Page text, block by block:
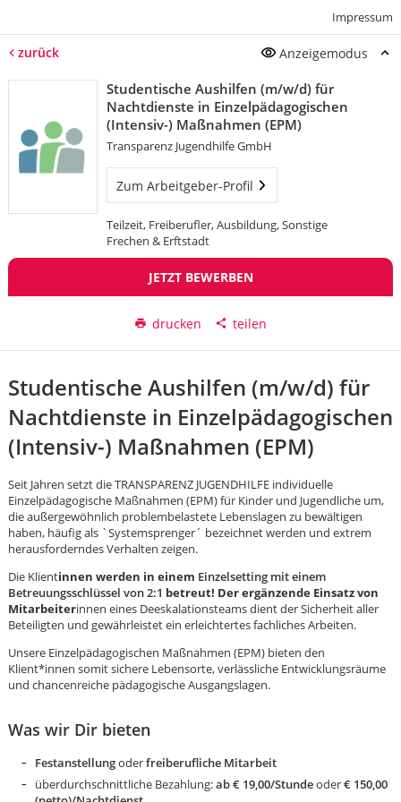
Impressum
zurück Anzeigemodus
Studentische Aushilfen (m/w/d) für
Nachtdienste in Einzelpädagogischen
(Intensiv-) Maßnahmen (EPM)
Transparenz Jugendhilfe GmbH
Zum Arbeitgeber-Profil
Teilzeit, Freiberufler, Ausbildung, Sonstige
Frechen & Erftstadt
JETZT BEWERBEN
drucken teilen
Studentische Aushilfen (m/w/d) für
Nachtdienste in Einzelpädagogischen
(Intensiv-) Maßnahmen (EPM)
Seit Jahren setzt die TRANSPARENZ JUGENDHILFE individuelle
Einzelpädagogische Maßnahmen (EPM) für Kinder und Jugendliche um,
die außergewöhnlich problembelastete Lebenslagen zu bewältigen
haben, häufig als `Systemsprenger´ bezeichnet werden und extrem
herausforderndes Verhalten zeigen.
Die Klientinnen werden in einem Einzelsetting mit einem
Betreuungsschlüssel von 2:1 betreut! Der ergänzende Einsatz von
Mitarbeiterinnen eines Deeskalationsteams dient der Sicherheit aller
Beteiligten und gewährleistet ein erleichtertes fachliches Arbeiten.
Unsere Einzelpädagogischen Maßnahmen (EPM) bieten den
Klient*innen somit sichere Lebensorte, verlässliche Entwicklungsräume
und chancenreiche pädagogische Ausgangslagen.
Was wir Dir bieten
Festanstellungoderfreiberufliche Mitarbeit
überdurchschnittliche Bezahlung:ab € 19,00/Stundeoder€ 150,00